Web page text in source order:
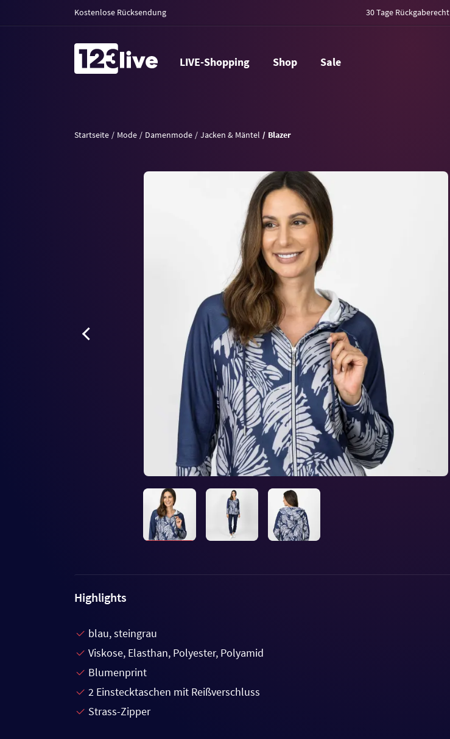
Kostenlose Rücksendung 30 Tage Rückgaberecht
LIVE-Shopping Shop Sale
Startseite Mode Damenmode Jacken & Mäntel Blazer
Highlights
blau, steingrau
Viskose, Elasthan, Polyester, Polyamid
Blumenprint
2 Einstecktaschen mit Reißverschluss
Strass-Zipper